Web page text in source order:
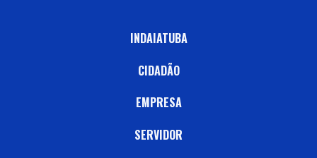
INDAIATUBA
CIDADÃO
EMPRESA
SERVIDOR